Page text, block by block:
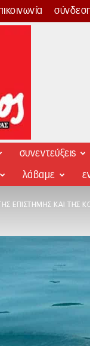
συνεντεύξεις
λάβαμε
ΕΠΙΣΤΉΜΗΣ ΚΑΙ ΤΗΣ